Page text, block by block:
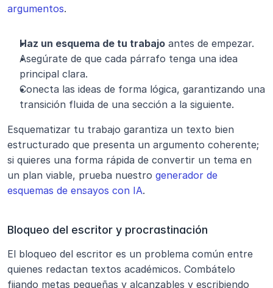
argumentos.
Haz un esquema de tu trabajo antes de empezar.
Asegúrate de que cada párrafo tenga una idea
principal clara.
Conecta las ideas de forma lógica, garantizando una
transición fluida de una sección a la siguiente.
Esquematizar tu trabajo garantiza un texto bien
estructurado que presenta un argumento coherente;
si quieres una forma rápida de convertir un tema en
un plan viable, prueba nuestro generador de
esquemas de ensayos con IA.
Bloqueo del escritor y procrastinación
El bloqueo del escritor es un problema común entre
quienes redactan textos académicos. Combátelo
fijando metas pequeñas y alcanzables y escribiendo